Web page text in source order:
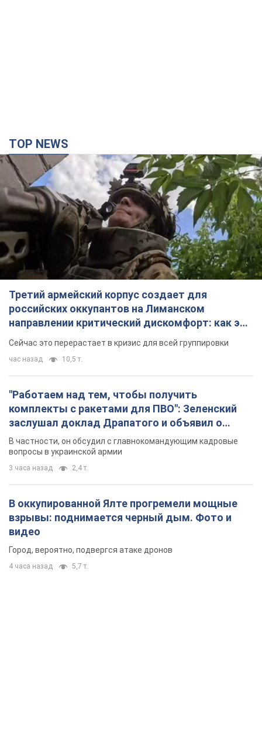
TOP NEWS
Третий армейский корпус создает для
российских оккупантов на Лиманском
направлении критический дискомфорт: как это
удалось
Сейчас это перерастает в кризис для всей группировки
час назад 10,5 т.
"Работаем над тем, чтобы получить
комплекты с ракетами для ПВО": Зеленский
заслушал доклад Драпатого и объявил о
новых мерах
В частности, он обсудил с главнокомандующим кадровые
вопросы в украинской армии
3 часа назад 2,4 т.
В оккупированной Ялте прогремели мощные
взрывы: поднимается черный дым. Фото и
видео
Город, вероятно, подвергся атаке дронов
4 часа назад 5,7 т.